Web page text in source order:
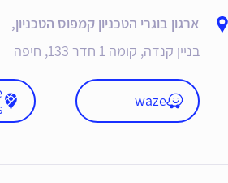
ארגון בוגרי הטכניון קמפוס הטכניון,
בניין קנדה, קומה 1 חדר 133, חיפה
waze